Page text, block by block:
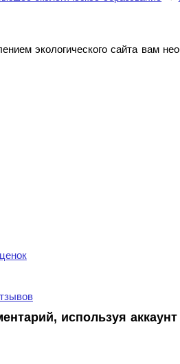
экологического сайта вам
используя аккаунт